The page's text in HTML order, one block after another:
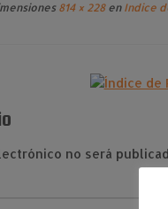
814 × 228enIndice
no será